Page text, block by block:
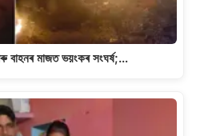
বাহনৰ মাজত ভয়ংকৰ সংঘৰ্ষ;…